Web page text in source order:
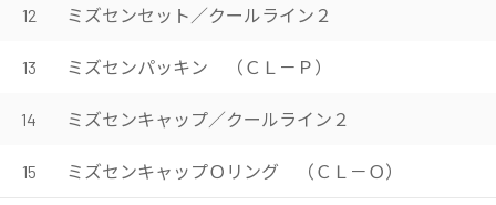
12 ミズセンセット／クールライン２
13 ミズセンパッキン （ＣＬ－Ｐ）
14 ミズセンキャップ／クールライン２
15 ミズセンキャップＯリング （ＣＬ－Ｏ）